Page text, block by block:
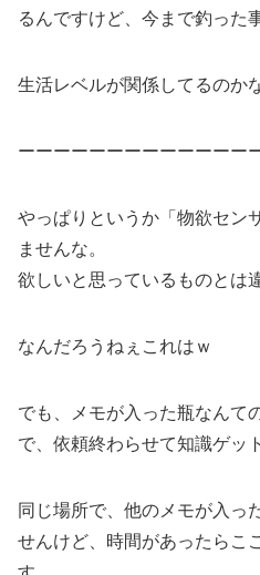
るんですけど、今まで釣った
生活レベルが関係してるのか
ーーーーーーーーーーーーー
やっぱりというか「物欲セン
ませんな。
欲しいと思っているものとは
なんだろうねぇこれはｗ
でも、メモが入った瓶なんて
で、依頼終わらせて知識ゲッ
同じ場所で、他のメモが入っ
せんけど、時間があったらこ